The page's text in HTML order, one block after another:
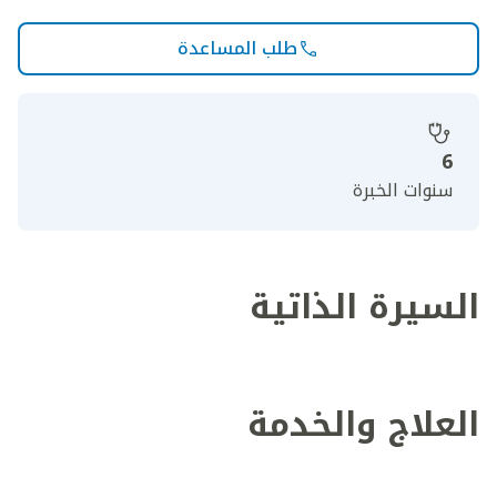
طلب المساعدة
6
سنوات الخبرة
السيرة الذاتية
العلاج والخدمة